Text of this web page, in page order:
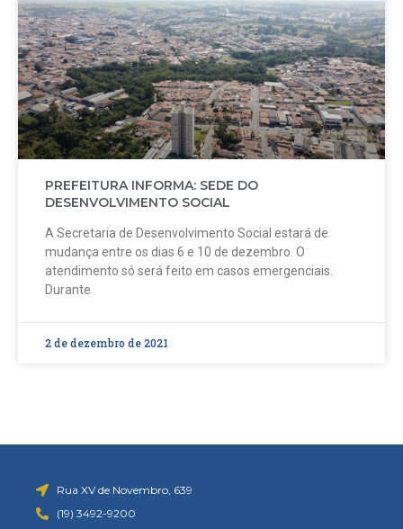
PREFEITURA INFORMA: SEDE DO
DESENVOLVIMENTO SOCIAL
A Secretaria de Desenvolvimento Social estará de
mudança entre os dias 6 e 10 de dezembro. O
atendimento só será feito em casos emergenciais.
Durante
2 de dezembro de 2021
Rua XV de Novembro, 639
(19) 3492-9200